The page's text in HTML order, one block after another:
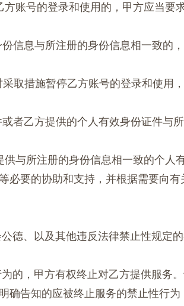
账号的登录和使用的，甲方应当要
信息与所注册的身份信息相一致的
取措施暂停乙方账号的登录和使用
者乙方提供的个人有效身份证件与
与所注册的身份信息相一致的个人
必要的协助和支持，并根据需要向
德、以及其他违反法律禁止性规定
的，甲方有权终止对乙方提供服务
确告知的应被终止服务的禁止性行